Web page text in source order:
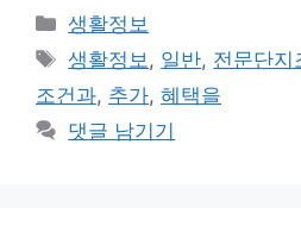
카
테
리
생활정보
태
그
생활정보, 일반, 전문단지
조건과, 추가, 혜택을
댓글 남기기